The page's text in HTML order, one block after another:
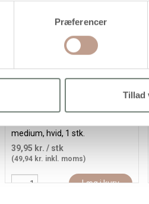
Præferencer
Tillad
medium, hvid, 1 stk.
39,95 kr. / stk
(49,94 kr. inkl. moms)
Læg i kurv